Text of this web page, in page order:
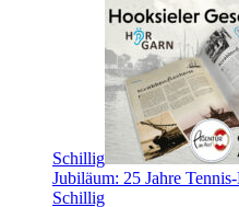
Schillig
Jubiläum: 25 Jahre
Schillig